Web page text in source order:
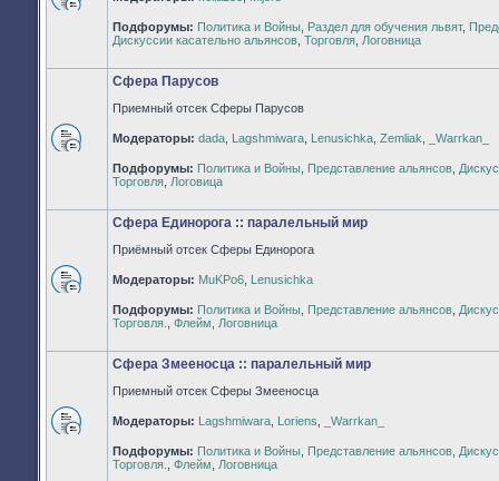
непрочитанных
сообщений
Подфорумы: Политика и Войны Раздел для обучения львят,
Дискуссии касательно альянсов Торговля Логовница
непрочитанных
сообщений
Сфера Парусов
Приемный отсек Сферы Парусов
Модераторы: dada Lagshmiwara Lenusichka Zemliak _Warrkan_
Подфорумы: Политика и Войны Представление альянсов
Торговля Логовица
непрочитанных
сообщений
Сфера Единорога :: паралельный мир
Приёмный отсек Сферы Единорога
Модераторы: MuKPo6 Lenusichka
Подфорумы: Политика и Войны Представление альянсов
Торговля.
Флейм Логовница
непрочитанных
сообщений
Сфера Змееносца :: паралельный мир
Приемный отсек Сферы Змееносца
Модераторы: Lagshmiwara Loriens _Warrkan_
Подфорумы: Политика и Войны Представление альянсов
Торговля.
Флейм Логовница